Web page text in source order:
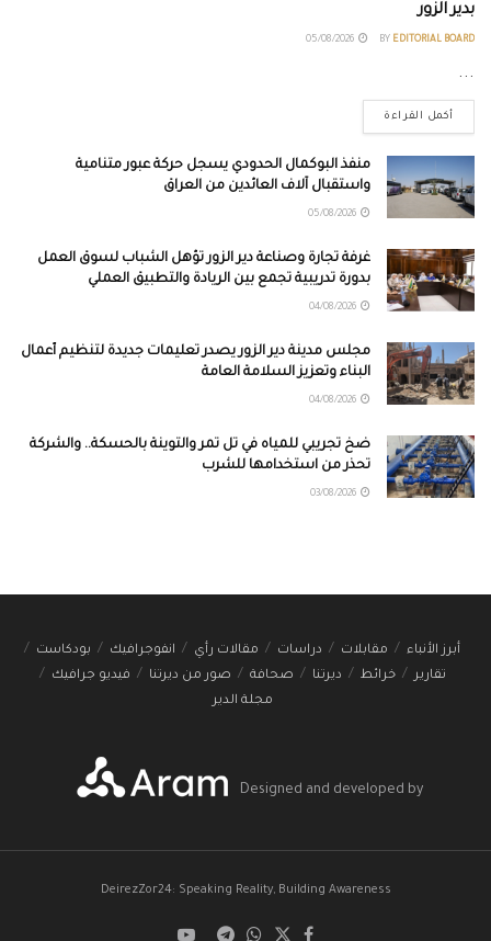
بدير الزور
BY EDITORIAL BOARD
...
أكمل القراءة
منفذ البوكمال الحدودي يسجل حركة عبور متنامية
واستقبال آلاف العائدين من العراق
غرفة تجارة وصناعة دير الزور تؤهل الشباب لسوق العمل
بدورة تدريبية تجمع بين الريادة والتطبيق العملي
مجلس مدينة دير الزور يصدر تعليمات جديدة لتنظيم أعمال
البناء وتعزيز السلامة العامة
ضخ تجريبي للمياه في تل تمر والتوينة بالحسكة.. والشركة
تحذر من استخدامها للشرب
أبرز الأنباء مقابلات دراسات مقالات رأي انفوجرافيك
بودكاست
تقارير
خرائط ديرتنا صحافة صور من ديرتنا
فيديو جرافيك
مجلة الدير
Designed and developed by
DeirezZor24: Speaking Reality, Building Awareness